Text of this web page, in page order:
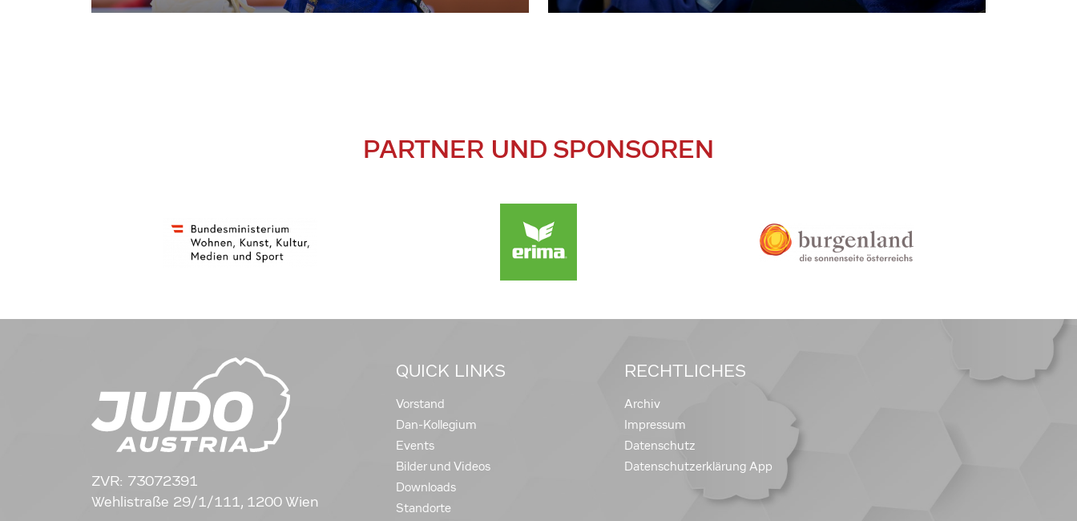
PARTNER UND SPONSOREN
ZVR: 73072391
Wehlistraße 29/1/111, 1200 Wien
QUICK LINKS
Vorstand
Dan-Kollegium
Events
Bilder und Videos
Downloads
Standorte
RECHTLICHES
Archiv
Impressum
Datenschutz
Datenschutzerklärung App